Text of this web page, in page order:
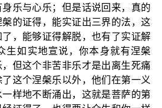
乐与心乐；但是话说回来，真的
的证得，能实证出三界的法，这
，能够证得解脱，也有了实证解
生如实地宣说，你本身就有涅槃
但这个非苦非乐才是出离生死痛
这个涅槃乐以外，他们在第一义
样地不断涌出，这就是菩萨的第